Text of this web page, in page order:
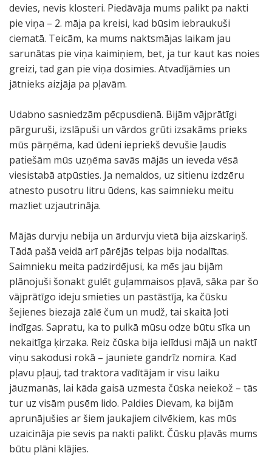
devies, nevis klosteri. Piedāvāja mums palikt pa nakti
pie viņa – 2. māja pa kreisi, kad būsim iebraukuši
ciematā. Teicām, ka mums naktsmājas laikam jau
sarunātas pie viņa kaimiņiem, bet, ja tur kaut kas noies
greizi, tad gan pie viņa dosimies. Atvadījāmies un
jātnieks aizjāja pa pļavām.
Udabno sasniedzām pēcpusdienā. Bijām vājprātīgi
pārguruši, izslāpuši un vārdos grūti izsakāms prieks
mūs pārņēma, kad ūdeni iepriekš devušie ļaudis
patiešām mūs uzņēma savās mājās un ieveda vēsā
viesistabā atpūsties. Ja nemaldos, uz sitienu izdzēru
atnesto pusotru litru ūdens, kas saimnieku meitu
mazliet uzjautrināja.
Mājās durvju nebija un ārdurvju vietā bija aizskariņš.
Tādā pašā veidā arī pārējās telpas bija nodalītas.
Saimnieku meita padzirdējusi, ka mēs jau bijām
plānojuši šonakt gulēt guļammaisos pļavā, sāka par šo
vājprātīgo ideju smieties un pastāstīja, ka čūsku
šejienes biezajā zālē čum un mudž, tai skaitā ļoti
indīgas. Sapratu, ka to pulkā mūsu odze būtu sīka un
nekaitīga ķirzaka. Reiz čūska bija ielīdusi mājā un naktī
viņu sakodusi rokā – jauniete gandrīz nomira. Kad
pļavu pļauj, tad traktora vadītājam ir visu laiku
jāuzmanās, lai kāda gaisā uzmesta čūska neiekož – tās
tur uz visām pusēm lido. Paldies Dievam, ka bijām
aprunājušies ar šiem jaukajiem cilvēkiem, kas mūs
uzaicināja pie sevis pa nakti palikt. Čūsku pļavās mums
būtu plāni klājies.